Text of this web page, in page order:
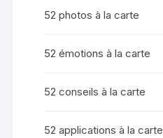
52 photos à la carte
52 émotions à la carte
52 conseils à la carte
52 applications à la carte